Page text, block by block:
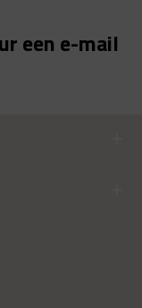
een e-mail